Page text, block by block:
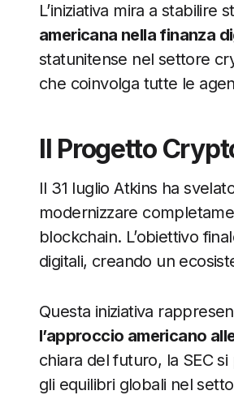
L’iniziativa mira a
americana nella finanza
statunitense nel settore
che coinvolga tutte le
Il Progetto
Il 31 luglio Atkins ha
modernizzare
blockchain. L’obiettivo
digitali, creando un
Questa iniziativa
l’approccio americano
chiara del futuro, la SEC
gli equilibri globali nel